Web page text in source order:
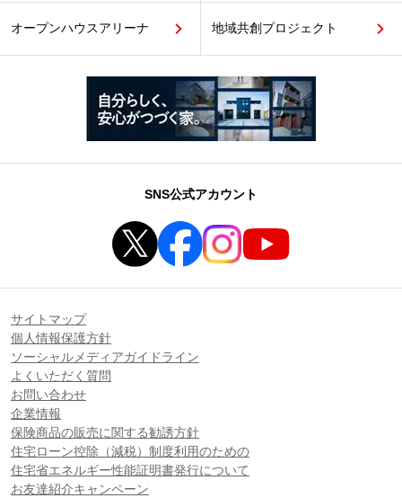
オープンハウスアリーナ 地域共創プロジェクト
SNS公式アカウント
サイトマップ
個人情報保護方針
ソーシャルメディアガイドライン
よくいただく質問
お問い合わせ
企業情報
保険商品の販売に関する勧誘方針
住宅ローン控除（減税）制度利用のための
住宅省エネルギー性能証明書発行について
お友達紹介キャンペーン